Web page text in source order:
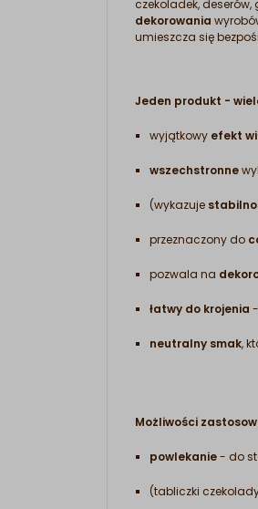
czekoladek,
dekorowania
umieszcza się
Jeden produkt -
wyjątkowy efekt
wszechstronne
(wykazuje
przeznaczony do
pozwala na
łatwy do krojenia
neutralny smak,
Możliwości
powlekanie- do
(tabliczki